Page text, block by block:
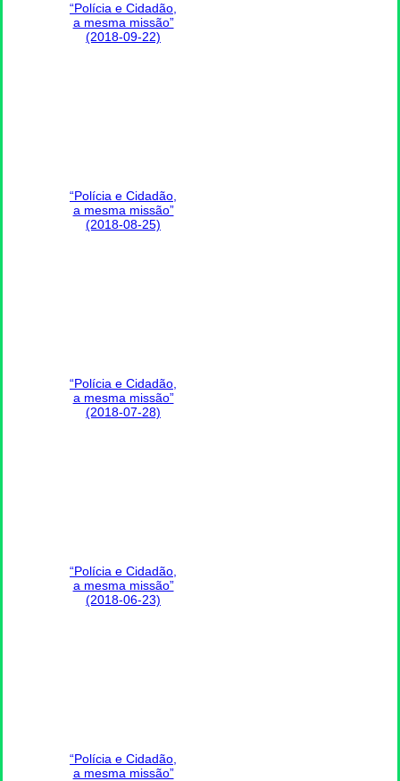
“Polícia e Cidadão,
a mesma missão”
(2018-09-22)
“Polícia e Cidadão,
a mesma missão”
(2018-08-25)
“Polícia e Cidadão,
a mesma missão”
(2018-07-28)
“Polícia e Cidadão,
a mesma missão”
(2018-06-23)
“Polícia e Cidadão,
a mesma missão”